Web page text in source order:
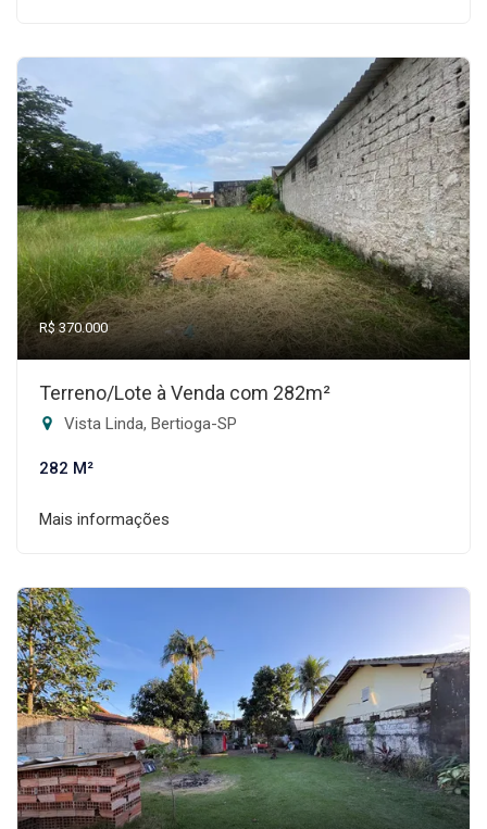
R$ 370.000
Terreno/Lote à Venda com 282m²
Vista Linda, Bertioga-SP
282 M²
Mais informações